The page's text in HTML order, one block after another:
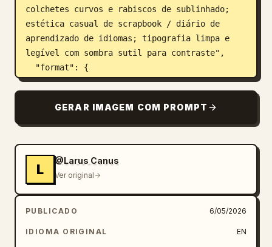
colchetes curvos e rabiscos de sublinhado;
estética casual de scrapbook / diário de
aprendizado de idiomas; tipografia limpa e
legível com sombra sutil para contraste",
    "orientation": "pôster vertical 9:16 para
diretamente ao lado dos objetos
texto e rabiscos que pareçam feitos com
  },
  "vocabulary_overlay": {
    "headline": "sem título principal, apenas
etiquetas de vocabulário numeradas colocadas
GERAR IMAGEM COM PROMPT
L
@Larus Canus
Ver original
PUBLICADO 6/05/2026
IDIOMA ORIGINAL EN